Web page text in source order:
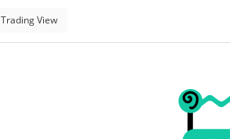
Trading View